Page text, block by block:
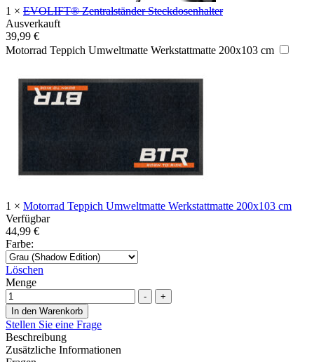
1 × EVOLIFT® Zentralständer Steckdosenhalter
Ausverkauft
39,99 €
Motorrad Teppich Umweltmatte Werkstattmatte 200x103 cm
1 × Motorrad Teppich Umweltmatte Werkstattmatte 200x103 cm
Verfügbar
44,99 €
Farbe:
Löschen
Menge
-
+
In den Warenkorb
Stellen Sie eine Frage
Beschreibung
Zusätzliche Informationen